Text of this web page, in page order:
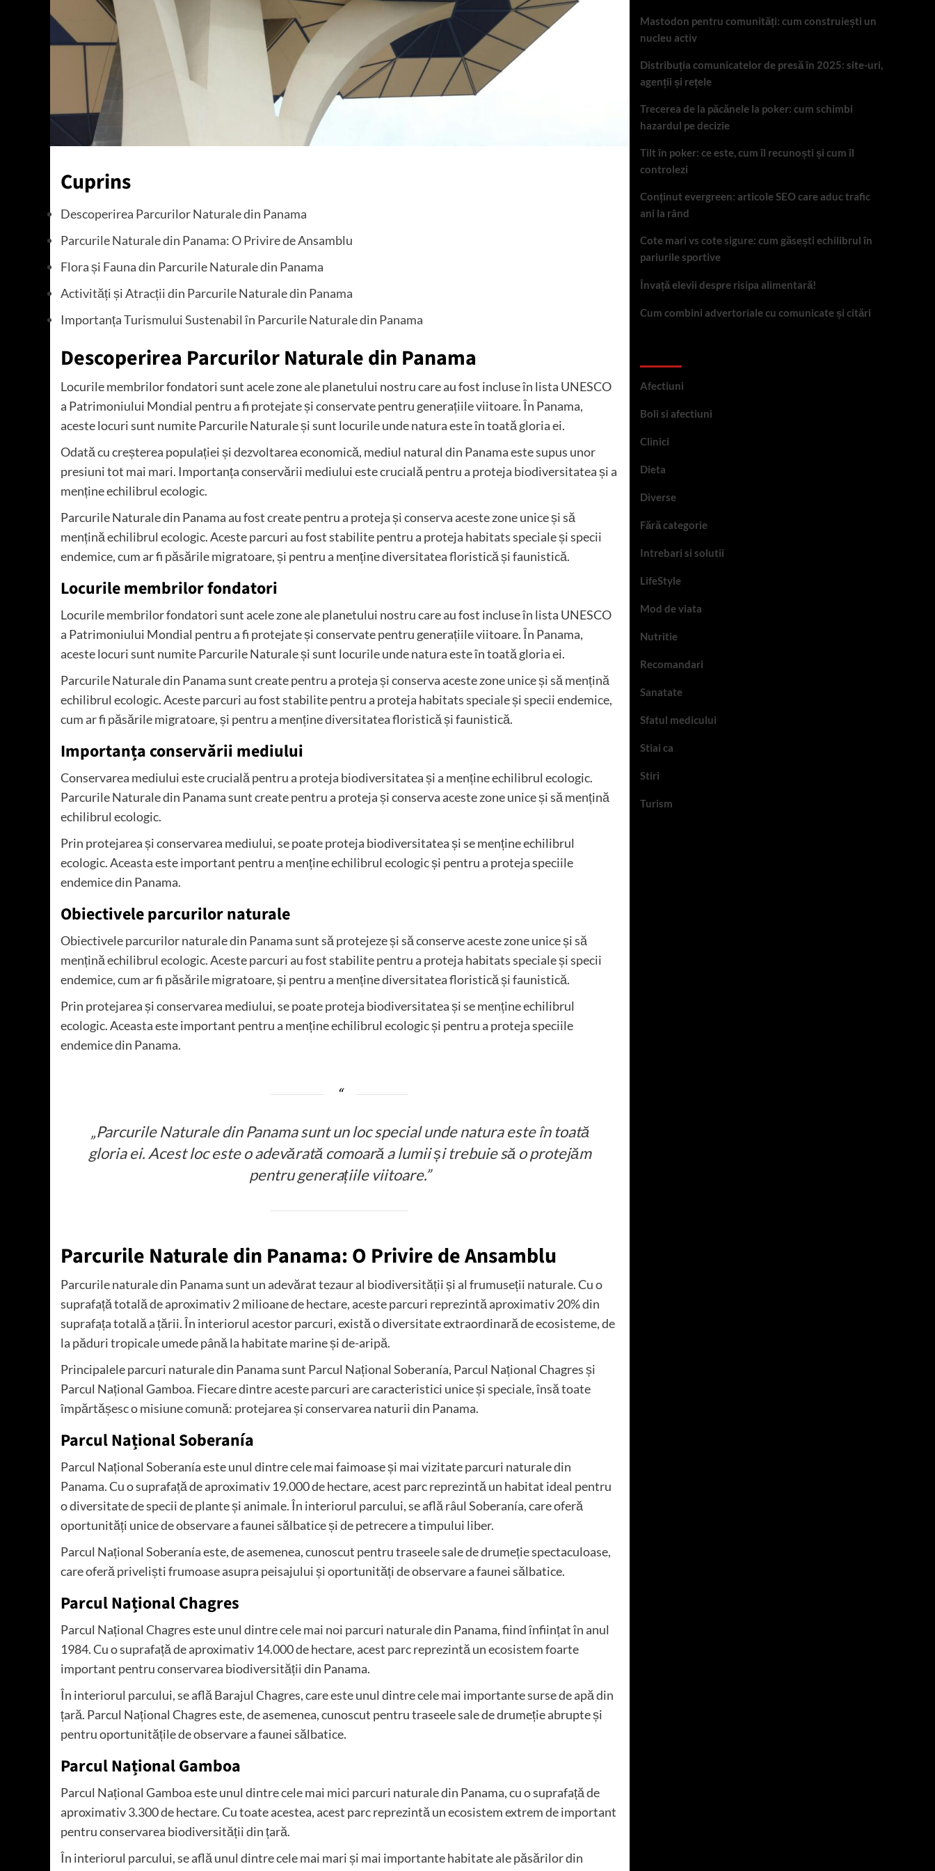
Cuprins
Descoperirea Parcurilor Naturale din Panama
Parcurile Naturale din Panama: O Privire de Ansamblu
Flora și Fauna din Parcurile Naturale din Panama
Activități și Atracții din Parcurile Naturale din Panama
Importanța Turismului Sustenabil în Parcurile Naturale din Panama
Descoperirea Parcurilor Naturale din Panama
Locurile membrilor fondatori sunt acele zone ale planetului nostru care au fost incluse în lista UNESCO
a Patrimoniului Mondial pentru a fi protejate și conservate pentru generațiile viitoare. În Panama,
aceste locuri sunt numite Parcurile Naturale și sunt locurile unde natura este în toată gloria ei.
Odată cu creșterea populației și dezvoltarea economică, mediul natural din Panama este supus unor
presiuni tot mai mari. Importanța conservării mediului este crucială pentru a proteja biodiversitatea și a
menține echilibrul ecologic.
Parcurile Naturale din Panama au fost create pentru a proteja și conserva aceste zone unice și să
mențină echilibrul ecologic. Aceste parcuri au fost stabilite pentru a proteja habitats speciale și specii
endemice, cum ar fi păsările migratoare, și pentru a menține diversitatea floristică și faunistică.
Locurile membrilor fondatori
Locurile membrilor fondatori sunt acele zone ale planetului nostru care au fost incluse în lista UNESCO
a Patrimoniului Mondial pentru a fi protejate și conservate pentru generațiile viitoare. În Panama,
aceste locuri sunt numite Parcurile Naturale și sunt locurile unde natura este în toată gloria ei.
Parcurile Naturale din Panama sunt create pentru a proteja și conserva aceste zone unice și să mențină
echilibrul ecologic. Aceste parcuri au fost stabilite pentru a proteja habitats speciale și specii endemice,
cum ar fi păsările migratoare, și pentru a menține diversitatea floristică și faunistică.
Importanța conservării mediului
Conservarea mediului este crucială pentru a proteja biodiversitatea și a menține echilibrul ecologic.
Parcurile Naturale din Panama sunt create pentru a proteja și conserva aceste zone unice și să mențină
echilibrul ecologic.
Prin protejarea și conservarea mediului, se poate proteja biodiversitatea și se menține echilibrul
ecologic. Aceasta este important pentru a menține echilibrul ecologic și pentru a proteja speciile
endemice din Panama.
Obiectivele parcurilor naturale
Obiectivele parcurilor naturale din Panama sunt să protejeze și să conserve aceste zone unice și să
mențină echilibrul ecologic. Aceste parcuri au fost stabilite pentru a proteja habitats speciale și specii
endemice, cum ar fi păsările migratoare, și pentru a menține diversitatea floristică și faunistică.
Prin protejarea și conservarea mediului, se poate proteja biodiversitatea și se menține echilibrul
ecologic. Aceasta este important pentru a menține echilibrul ecologic și pentru a proteja speciile
endemice din Panama.
„Parcurile Naturale din Panama sunt un loc special unde natura este în toată
gloria ei. Acest loc este o adevărată comoară a lumii și trebuie să o protejăm
pentru generațiile viitoare.”
Parcurile Naturale din Panama: O Privire de Ansamblu
Parcurile naturale din Panama sunt un adevărat tezaur al biodiversității și al frumuseții naturale. Cu o
suprafață totală de aproximativ 2 milioane de hectare, aceste parcuri reprezintă aproximativ 20% din
suprafața totală a țării. În interiorul acestor parcuri, există o diversitate extraordinară de ecosisteme, de
la păduri tropicale umede până la habitate marine și de-aripă.
Principalele parcuri naturale din Panama sunt Parcul Național Soberanía, Parcul Național Chagres și
Parcul Național Gamboa. Fiecare dintre aceste parcuri are caracteristici unice și speciale, însă toate
împărtășesc o misiune comună: protejarea și conservarea naturii din Panama.
Parcul Național Soberanía
Parcul Național Soberanía este unul dintre cele mai faimoase și mai vizitate parcuri naturale din
Panama. Cu o suprafață de aproximativ 19.000 de hectare, acest parc reprezintă un habitat ideal pentru
o diversitate de specii de plante și animale. În interiorul parcului, se află râul Soberanía, care oferă
oportunități unice de observare a faunei sălbatice și de petrecere a timpului liber.
Parcul Național Soberanía este, de asemenea, cunoscut pentru traseele sale de drumeție spectaculoase,
care oferă priveliști frumoase asupra peisajului și oportunități de observare a faunei sălbatice.
Parcul Național Chagres
Parcul Național Chagres este unul dintre cele mai noi parcuri naturale din Panama, fiind înființat în anul
1984. Cu o suprafață de aproximativ 14.000 de hectare, acest parc reprezintă un ecosistem foarte
important pentru conservarea biodiversității din Panama.
În interiorul parcului, se află Barajul Chagres, care este unul dintre cele mai importante surse de apă din
țară. Parcul Național Chagres este, de asemenea, cunoscut pentru traseele sale de drumeție abrupte și
pentru oportunitățile de observare a faunei sălbatice.
Parcul Național Gamboa
Parcul Național Gamboa este unul dintre cele mai mici parcuri naturale din Panama, cu o suprafață de
aproximativ 3.300 de hectare. Cu toate acestea, acest parc reprezintă un ecosistem extrem de important
pentru conservarea biodiversității din țară.
În interiorul parcului, se află unul dintre cele mai mari și mai importante habitate ale păsărilor din
Mastodon pentru comunități: cum construiești un
nucleu activ
Distribuția comunicatelor de presă în 2025: site-uri,
agenții și rețele
Trecerea de la păcănele la poker: cum schimbi
hazardul pe decizie
Tilt în poker: ce este, cum îl recunoști și cum îl
controlezi
Conținut evergreen: articole SEO care aduc trafic
ani la rând
Cote mari vs cote sigure: cum găsești echilibrul în
pariurile sportive
Învață elevii despre risipa alimentară!
Cum combini advertoriale cu comunicate și citări
Afectiuni
Boli si afectiuni
Clinici
Dieta
Diverse
Fără categorie
Intrebari si solutii
LifeStyle
Mod de viata
Nutritie
Recomandari
Sanatate
Sfatul medicului
Stiai ca
Stiri
Turism